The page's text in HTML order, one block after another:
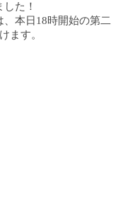
た！
、本日 18時開始の第二
ます。